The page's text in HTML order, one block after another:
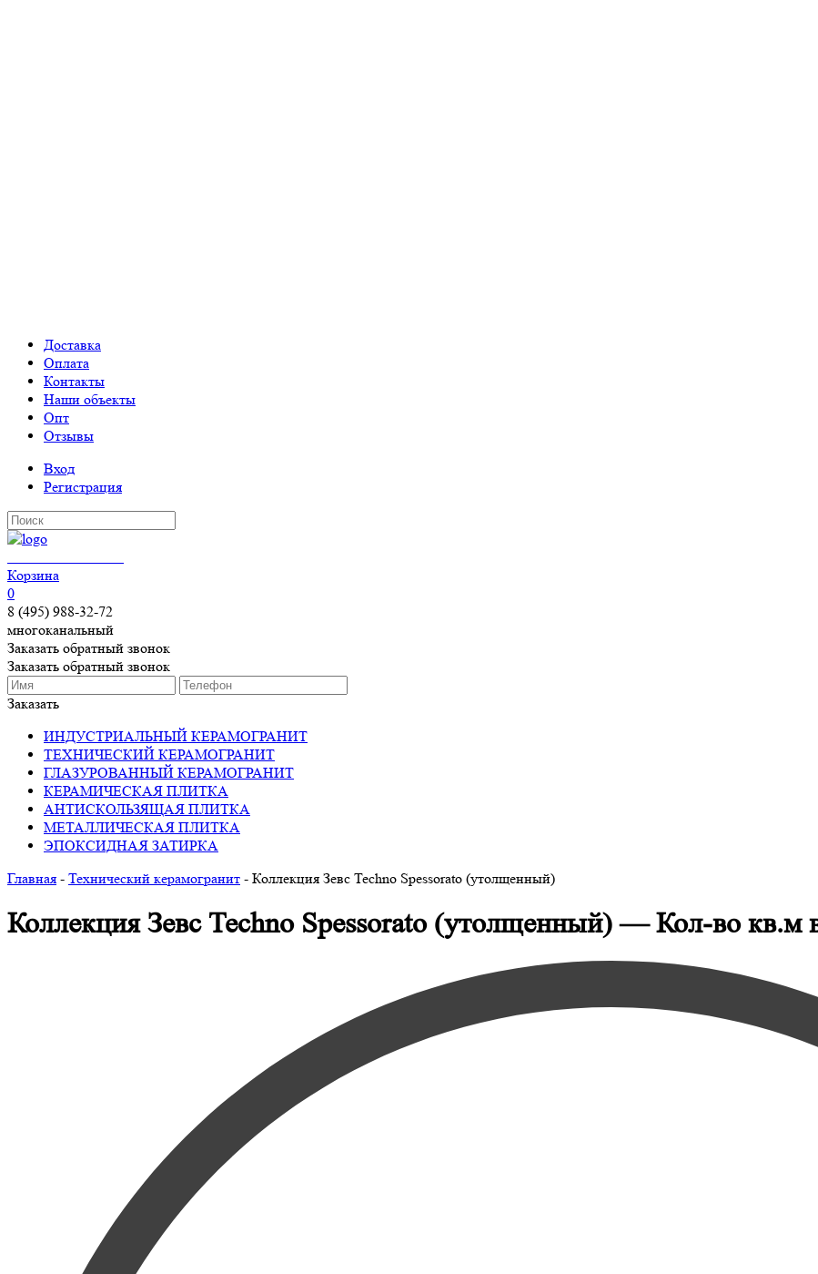
Доставка
Оплата
Контакты
Наши объекты
Опт
Отзывы
Вход
Регистрация
Корзина
0
8 (495) 988-32-72
многоканальный
Заказать обратный звонок
Заказать обратный звонок
Заказать
ИНДУСТРИАЛЬНЫЙ КЕРАМОГРАНИТ
ТЕХНИЧЕСКИЙ КЕРАМОГРАНИТ
ГЛАЗУРОВАННЫЙ КЕРАМОГРАНИТ
КЕРАМИЧЕСКАЯ ПЛИТКА
АНТИСКОЛЬЗЯЩАЯ ПЛИТКА
МЕТАЛЛИЧЕСКАЯ ПЛИТКА
ЭПОКСИДНАЯ ЗАТИРКА
Главная - Технический керамогранит - Коллекция Зевс Techno Spessorato (утолщенный)
Коллекция Зевс Techno Spessorato (утолщенный) — Кол-во кв.м